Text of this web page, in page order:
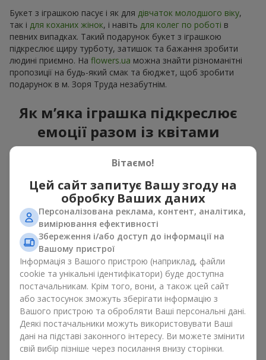
Букет з іграшкою пасує і як для дівчаток молодшого віку,
так і для коханих жінок, і навіть для колег по роботі в
певних випадках. Такий подарунок букет з іграшкою
підкреслює щиру турботу, затишок та бажання зробити
людині приємно. На flowers.ua можна знайти різноманітні
пропозиції на будь-який смак та бюджет, щоб зробити
подарунок в м. Зоря Труда незабутнім.
Як м’яка іграшка підкреслює
емоції разом із квітами
Букет з іграшкою — універсальне і завжди влучне рішення.
Таке поєднання подвоює емоції та дає можливість
оновлювати їх в пам’яті, кожен раз, коли плюшевий
приятель потрапляє у поле зору Разом букет з іграшкою
працюють ідеально. Квіти та іграшка створюють баланс між
красою і ніжністю, а ще залишають приємний подарунок на
довгі роки.
Приємні на дотик іграшки викликають відчуття спокою та
домашній затишок. Тому букет з іграшкою – це дійсно
відмінний спосіб лишити спогад про того, хто подарував
цей букет з іграшкою.
Популярні комбінації букетів і
іграшок
Букет з іграшкою може бути різним. На нашому сервісі є
Вітаємо!
Цей сайт запитує Вашу згоду на
обробку Ваших даних
Персоналізована реклама, контент, аналітика,
вимірювання ефективності
Збереження і/або доступ до інформації на
Вашому пристрої
Інформація з Вашого пристрою (наприклад, файли
cookie та унікальні ідентифікатори) буде доступна
постачальникам. Крім того, вони, а також цей сайт
або застосунок зможуть зберігати інформацію з
Вашого пристрою та обробляти Ваші персональні дані.
Деякі постачальники можуть використовувати Ваші
дані на підставі законного інтересу. Ви можете змінити
свій вибір пізніше через посилання внизу сторінки.